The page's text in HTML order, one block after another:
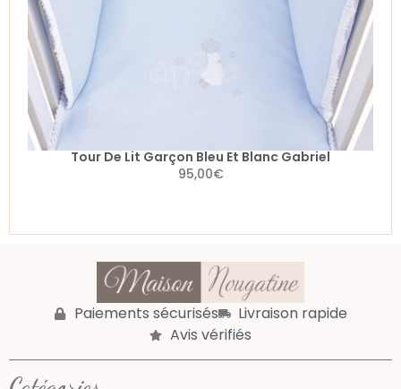
Tour De Lit Garçon Bleu Et Blanc Gabriel
95,00€
Paiements sécurisés
Livraison rapide
Avis vérifiés